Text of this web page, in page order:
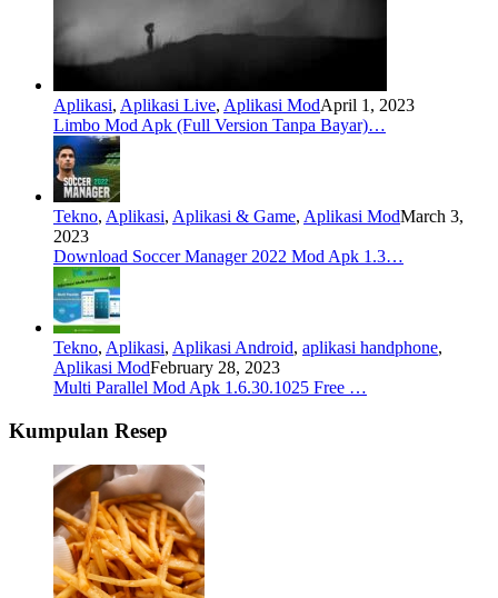
Aplikasi, Aplikasi Live, Aplikasi ModApril 1, 2023
Limbo Mod Apk (Full Version Tanpa Bayar)…
Tekno, Aplikasi, Aplikasi & Game, Aplikasi ModMarch 3,
2023
Download Soccer Manager 2022 Mod Apk 1.3…
Tekno, Aplikasi, Aplikasi Android, aplikasi handphone,
Aplikasi ModFebruary 28, 2023
Multi Parallel Mod Apk 1.6.30.1025 Free …
Kumpulan Resep